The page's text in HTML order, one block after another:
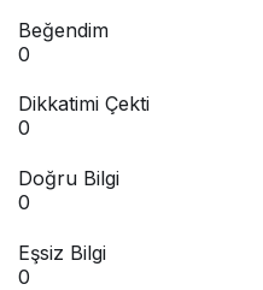
Beğendim
0
Dikkatimi Çekti
0
Doğru Bilgi
0
Eşsiz Bilgi
0